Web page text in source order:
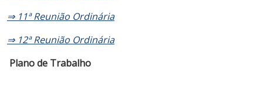
⇒ 11ª Reunião Ordinária
⇒ 12ª Reunião Ordinária
Plano de Trabalho